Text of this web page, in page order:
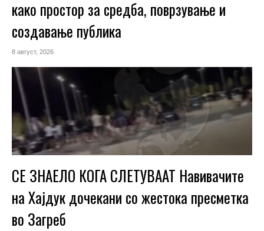
како простор за средба, поврзување и
создавање публика
8 август, 2026
СЕ ЗНАЕЛО КОГА СЛЕТУВААТ Навивачите
на Хајдук дочекани со жестока пресметка
во Загреб